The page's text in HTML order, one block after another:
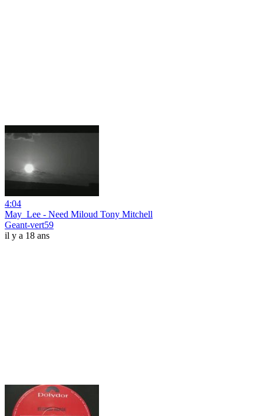
4:04
May_Lee - Need Miloud Tony Mitchell
Geant-vert59
il y a 18 ans